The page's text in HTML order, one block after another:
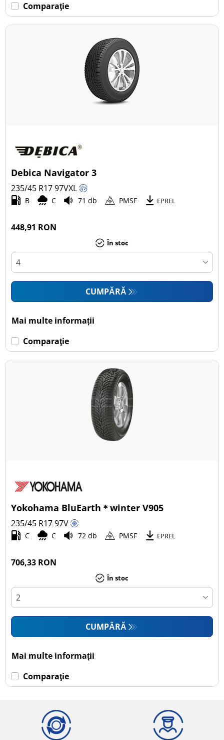
Comparaţie
Debica Navigator 3
235/45 R1797VXL
B C 71 db PMSF EPREL
448,91 RON
În stoc
CUMPĂRĂ
Mai multe informații
Comparaţie
Yokohama BluEarth＊winter V905
235/45 R1797V
C C 72 db PMSF EPREL
706,33 RON
În stoc
CUMPĂRĂ
Mai multe informații
Comparaţie